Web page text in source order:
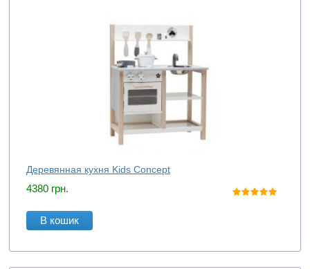
Деревянная кухня Kids Concept
4380 грн.
В кошик